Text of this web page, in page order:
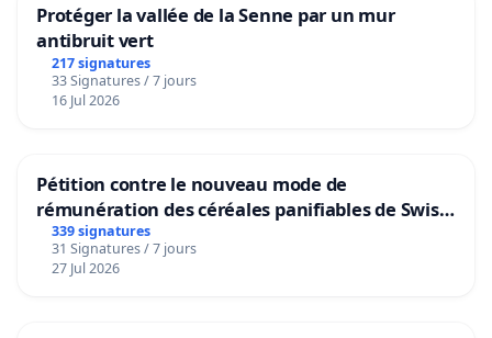
Protéger la vallée de la Senne par un mur
antibruit vert
217 signatures
33 Signatures / 7 jours
16 Jul 2026
Pétition contre le nouveau mode de
rémunération des céréales panifiables de Swiss
granum basé sur la teneur en protéines
339 signatures
31 Signatures / 7 jours
27 Jul 2026